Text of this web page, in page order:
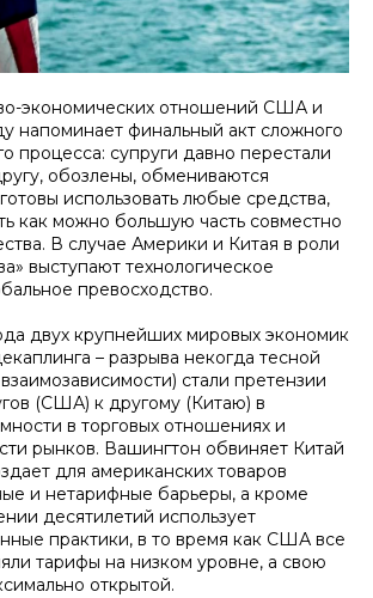
экономических отношений США и
напоминает финальный акт сложного
процесса: супруги давно перестали
обозлены, обмениваются
использовать любые средства,
как можно большую часть совместно
В случае Америки и Китая в роли
выступают технологическое
превосходство.
двух крупнейших мировых экономик
– разрыва некогда тесной
стали претензии
(США) к другому (Китаю) в
в торговых отношениях и
рынков. Вашингтон обвиняет Китай
для американских товаров
и нетарифные барьеры, а кроме
десятилетий использует
практики, в то время как США все
тарифы на низком уровне, а свою
открытой.